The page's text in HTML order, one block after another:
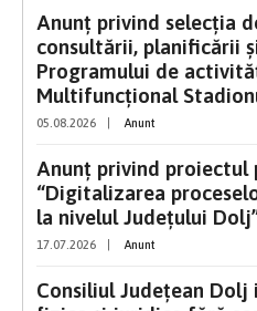
Anunț privind selecția
consultării, planificării
Programului de
Multifuncțional
05.08.2026 Anunt
Anunț privind proiectul
“Digitalizarea
la nivelul Județului
17.07.2026 Anunt
Consiliul Judeţean Dolj